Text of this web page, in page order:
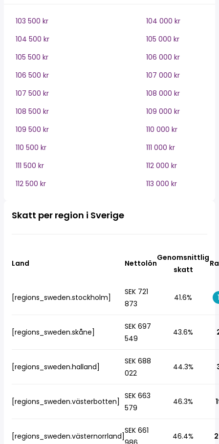
103 500 kr
104 000 kr
104 500 kr
105 000 kr
105 500 kr
106 000 kr
106 500 kr
107 000 kr
107 500 kr
108 000 kr
108 500 kr
109 000 kr
109 500 kr
110 000 kr
110 500 kr
111 000 kr
111 500 kr
112 000 kr
112 500 kr
113 000 kr
Skatt per region i Sverige
Land Nettolön
Genomsnittlig
skatt
[regions_sweden.stockholm]
SEK 721
873
41.6%
[regions_sweden.skåne]
SEK 697
549
43.6%
[regions_sweden.halland]
SEK 688
022
44.3%
[regions_sweden.västerbotten]
SEK 663
579
46.3%
[regions_sweden.västernorrland]
SEK 661
46.4%